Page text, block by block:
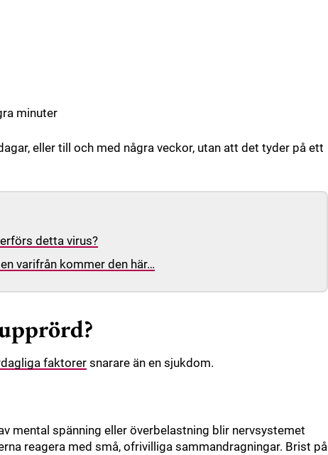
minuter
eller till och med några veckor, utan att det tyder på ett
detta virus?
varifrån kommer den här…
faktorer snarare än en sjukdom.
mental spänning eller överbelastning blir nervsystemet
reagera med små, ofrivilliga sammandragningar. Brist på